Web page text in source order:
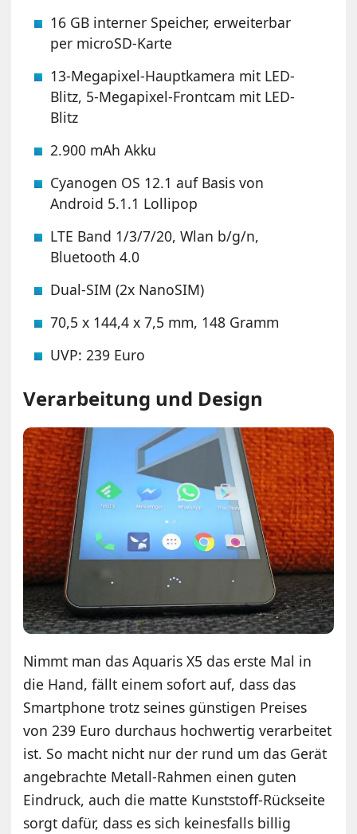
16 GB interner Speicher, erweiterbar
per microSD-Karte
13-Megapixel-Hauptkamera mit LED-
Blitz, 5-Megapixel-Frontcam mit LED-
Blitz
2.900 mAh Akku
Cyanogen OS 12.1 auf Basis von
Android 5.1.1 Lollipop
LTE Band 1/3/7/20, Wlan b/g/n,
Bluetooth 4.0
Dual-SIM (2x NanoSIM)
70,5 x 144,4 x 7,5 mm, 148 Gramm
UVP: 239 Euro
Verarbeitung und Design
Nimmt man das Aquaris X5 das erste Mal in
die Hand, fällt einem sofort auf, dass das
Smartphone trotz seines günstigen Preises
von 239 Euro durchaus hochwertig verarbeitet
ist. So macht nicht nur der rund um das Gerät
angebrachte Metall-Rahmen einen guten
Eindruck, auch die matte Kunststoff-Rückseite
sorgt dafür, dass es sich keinesfalls billig